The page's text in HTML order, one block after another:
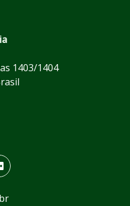
1403/1404